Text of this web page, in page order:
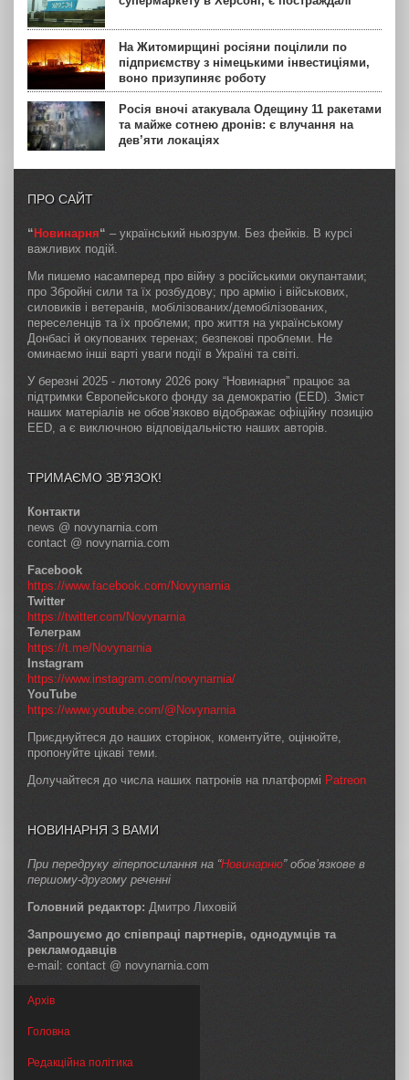
На Житомирщині росіяни поцілили по
підприємству з німецькими інвестиціями,
воно призупиняє роботу
Росія вночі атакувала Одещину 11 ракетами
та майже сотнею дронів: є влучання на
дев’яти локаціях
ПРО САЙТ
“ Новинарня“ – український ньюзрум. Без фейків. В курсі
важливих подій.
Ми пишемо насамперед про війну з російськими окупантами;
про Збройні сили та їх розбудову; про армію і військових,
силовиків і ветеранів, мобілізованих/демобілізованих,
переселенців та їх проблеми; про життя на українському
Донбасі й окупованих теренах; безпекові проблеми. Не
оминаємо інші варті уваги події в Україні та світі.
У березні 2025 - лютому 2026 року “Новинарня” працює за
підтримки Європейського фонду за демократію (EED). Зміст
наших матеріалів не обов’язково відображає офіційну позицію
EED, а є виключною відповідальністю наших авторів.
ТРИМАЄМО ЗВ’ЯЗОК!
Контакти
news @ novynarnia.com
contact @ novynarnia.com
Facebook
https://www.facebook.com/Novynarnia
Twitter
https://twitter.com/Novynarnia
Телеграм
https://t.me/Novynarnia
Instagram
https://www.instagram.com/novynarnia/
YouTube
https://www.youtube.com/@Novynarnia
Приєднуйтеся до наших сторінок, коментуйте, оцінюйте,
пропонуйте цікаві теми.
Долучайтеся до числа наших патронів на платформі Patreon
НОВИНАРНЯ З ВАМИ
При передруку гіперпосилання на “Новинарню” обов’язкове в
першому-другому реченні
Головний редактор: Дмитро Лиховій
Запрошуємо до співпраці партнерів, однодумців та
рекламодавців
e-mail: contact @ novynarnia.com
Архів
Головна
Редакційна політика